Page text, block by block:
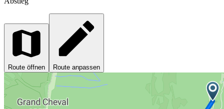
Route öffnen Route anpassen